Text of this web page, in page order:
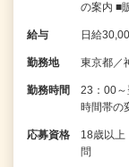
の案内 ■
給与 日給
勤務地 東京都／
勤務時間
23：00～
時間帯
応募資格
18歳以上
問